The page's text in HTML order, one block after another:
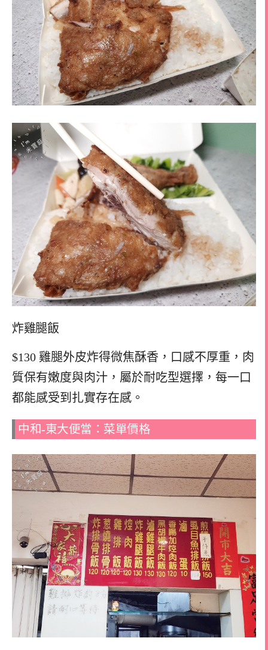
炸雞腿飯
$130 雞腿外皮炸得微焦酥香，口感不厚重，肉
質保有嫩度與肉汁，屬於耐吃型選擇，每一口
都能感受到扎實存在感。
中和-東大便當：菜單價格